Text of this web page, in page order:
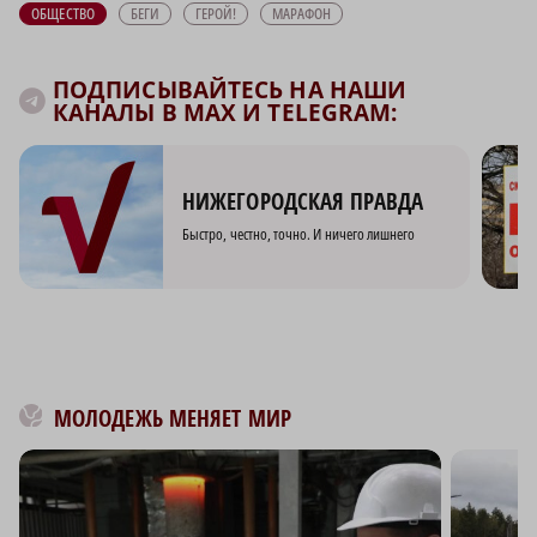
ОБЩЕСТВО БЕГИ ГЕРОЙ! МАРАФОН
ПОДПИСЫВАЙТЕСЬ НА НАШИ
КАНАЛЫ В MAX И TELEGRAM:
НИЖЕГОРОДСКАЯ ПРАВДА
Быстро, честно, точно. И ничего лишнего
МОЛОДЕЖЬ МЕНЯЕТ МИР